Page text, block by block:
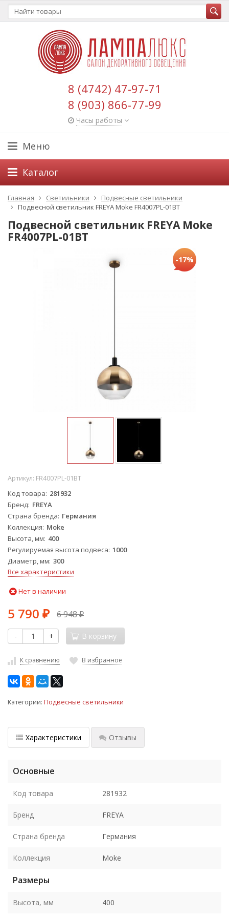
8 (4742) 47-97-71
8 (903) 866-77-99
Часы работы
Меню
Каталог
Главная Светильники
Подвесные светильники
Подвесной светильник FREYA Moke FR4007PL-01BT
Подвесной светильник FREYA Moke
FR4007PL-01BT
-17%
Артикул: FR4007PL-01BT
Код товара 281932
Бренд FREYA
Страна бренда Германия
Коллекция Moke
Высота, мм 400
Регулируемая высота подвеса 1000
Диаметр, мм 300
Все характеристики
Нет в наличии
5 790 ₽ 6 948₽
- + В корзину
К сравнению В избранное
Категории: Подвесные светильники
Характеристики Отзывы
Основные
Код товара 281932
Бренд FREYA
Страна бренда Германия
Коллекция Moke
Размеры
Высота, мм 400